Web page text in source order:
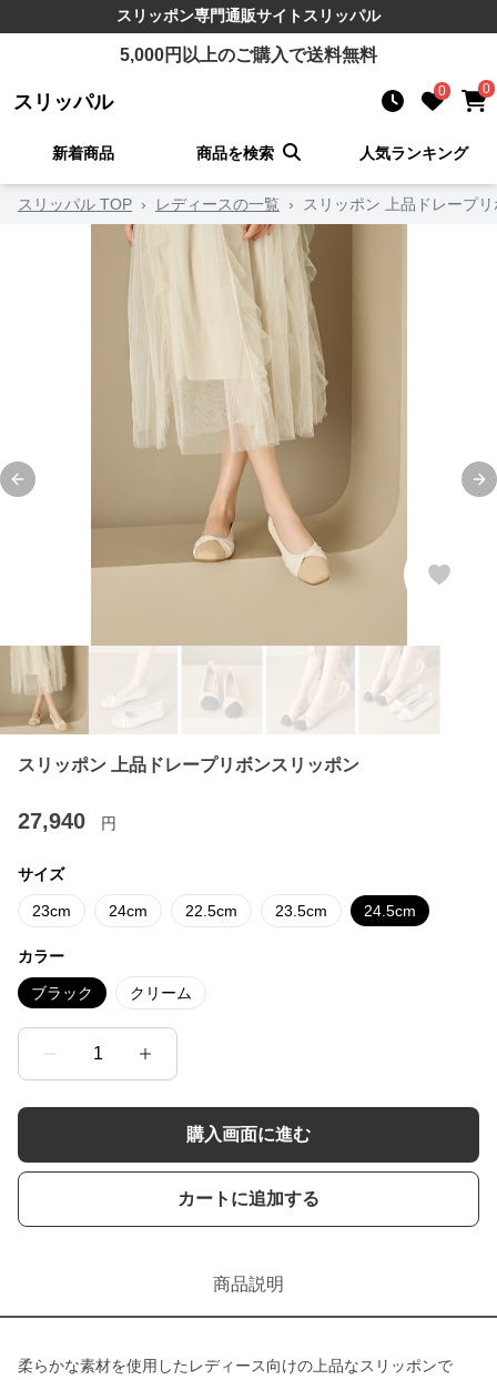
スリッポン専門通販サイト スリッパル
5,000円以上のご購入で送料無料
スリッパル 0 0
新着商品 商品を検索 人気ランキング
スリッパル TOP › レディースの一覧 › スリッポン 上品ドレープ
Previous slide
スリッポン 上品ドレープリボンスリッポン
27,940 円
サイズ
23cm 24cm 22.5cm 23.5cm 24.5cm
カラー
ブラック クリーム
1
購入画面に進む
カートに追加する
商品説明
柔らかな素材を使用したレディース向けの上品なスリッポンで